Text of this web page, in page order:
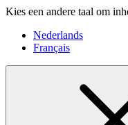
Kies een andere taal om
Nederlands
Français